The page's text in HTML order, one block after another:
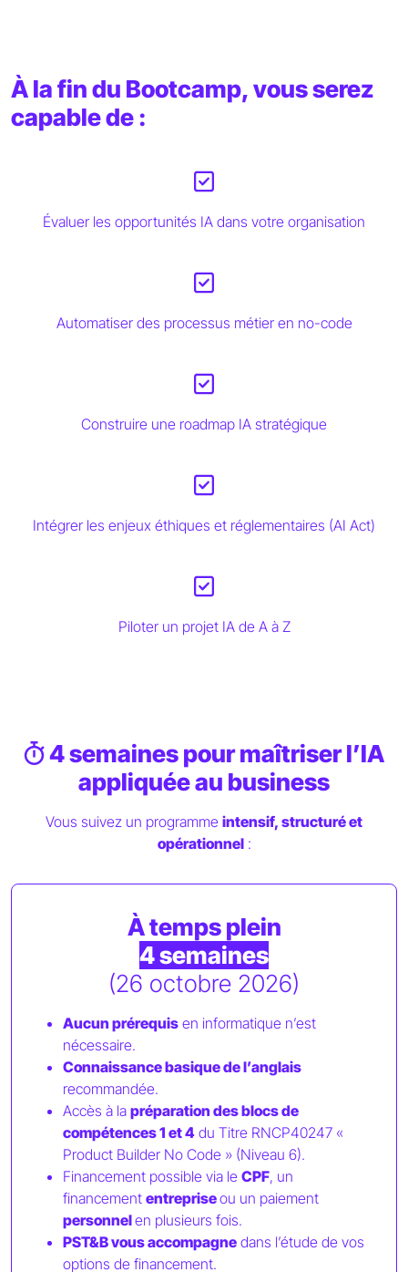
À la fin du Bootcamp, vous serez
capable de :
Évaluer les opportunités IA dans votre organisation
Automatiser des processus métier en no-code
Construire une roadmap IA stratégique
Intégrer les enjeux éthiques et réglementaires (AI Act)
Piloter un projet IA de A à Z
4 semaines pour maîtriser l’IA
appliquée au business
Vous suivez un programme intensif, structuré et
opérationnel:
À temps plein
4 semaines
(26 octobre 2026)
Aucun prérequis en informatique n’est
nécessaire.
Connaissance basique de l’anglais
recommandée.
Accès à la préparation des blocs de
compétences 1 et 4 du Titre RNCP40247 «
Product Builder No Code » (Niveau 6).
Financement possible via le CPF, un
financement entrepriseou un paiement
personnelen plusieurs fois.
PST&B vous accompagne dans l’étude de vos
options de financement.